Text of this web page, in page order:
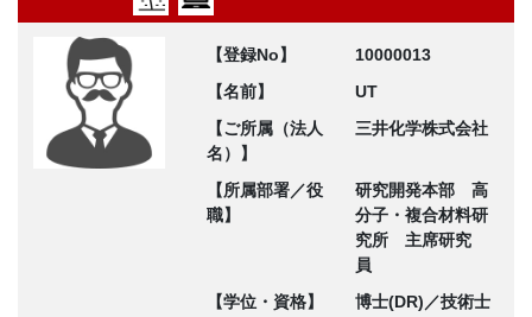
【登録No】
10000013
【名前】
UT
【ご所属（法人
名）】
三井化学株式会社
【所属部署／役
職】
研究開発本部 高
分子・複合材料研
究所 主席研究
員
【学位・資格】
博士(DR)／技術士